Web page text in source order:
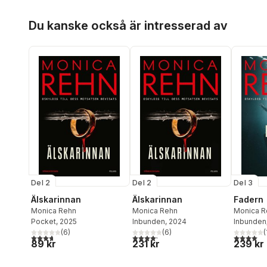
Du kanske också är intresserad av
Del 2
Älskarinnan
Monica Rehn
Pocket, 2025
3,7utav 5 stjärnor. Totalt antal röster:
(6)
89 kr
Del 2
Älskarinnan
Monica Rehn
Inbunden, 2024
4,2utav 5 stjärnor. Totalt antal röster:
(6)
231 kr
Del 3
Fadern
Monica
Inbunden
4,0utav (
239 kr